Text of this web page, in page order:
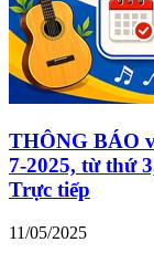
THÔNG BÁO
7-2025, từ thứ
Trực tiếp
11/05/2025